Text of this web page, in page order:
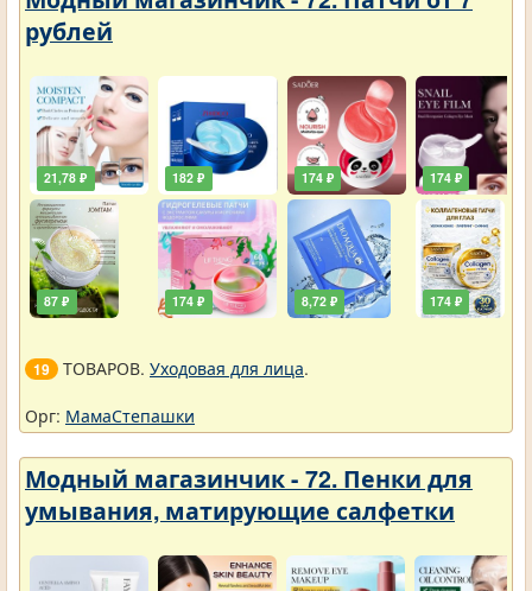
рублей
21,78 ₽
87 ₽
182 ₽
174 ₽
174 ₽
8,72 ₽
174 ₽
174 ₽
19 ТОВАРОВ. Уходовая для лица.
Орг: МамаСтепашки
Модный магазинчик - 72. Пенки для
умывания, матирующие салфетки